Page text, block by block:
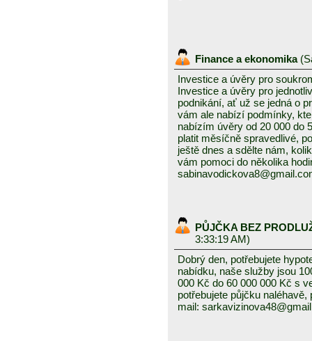
Finance a ekonomika (
Investice a úvěry pro
Investice a úvěry pro
podnikání, ať už se jedná o
vám ale nabízí podmínky,
nabízím úvěry od 20 000 do
platit měsíčně spravedlivé,
ještě dnes a sdělte nám,
vám pomoci do několika
PŮJČKA BEZ
3:33:19 AM)
Dobrý den, potřebujete
nabídku, naše služby jsou
000 Kč do 60 000 000 Kč s
potřebujete půjčku
mail: